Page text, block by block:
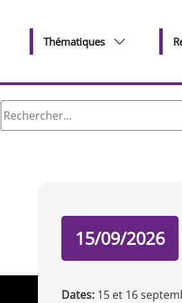
Thématiques
Rechercher :
15/09/2026
Dates: 15 et 16